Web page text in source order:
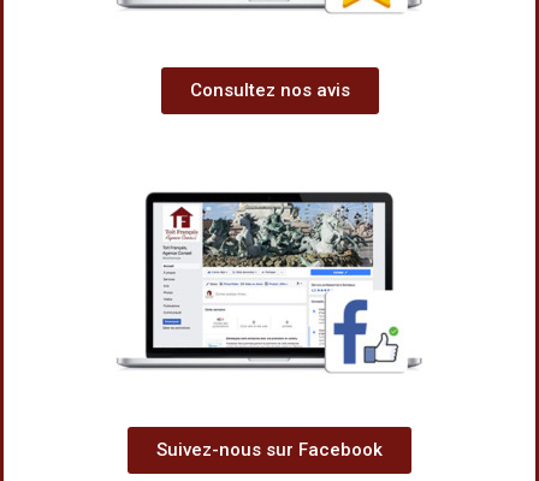
Consultez nos avis
Suivez-nous sur Facebook